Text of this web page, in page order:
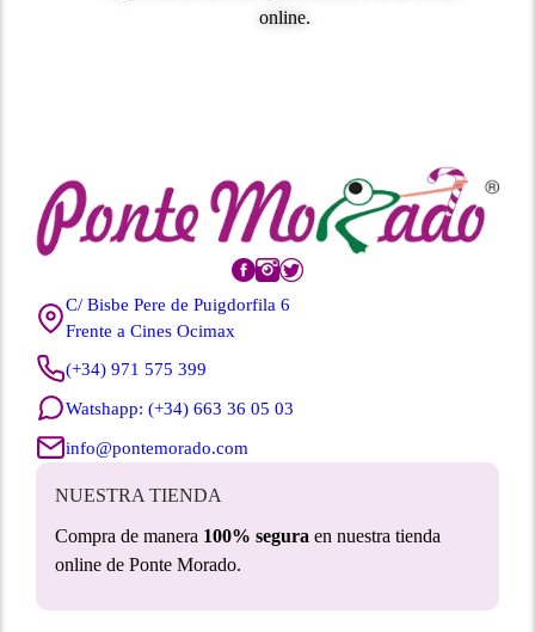
online.
C/ Bisbe Pere de Puigdorfila 6
Frente a Cines Ocimax
(+34) 971 575 399
Watshapp: (+34) 663 36 05 03
info@pontemorado.com
NUESTRA TIENDA
Compra de manera 100% segura en nuestra tienda
online de Ponte Morado.